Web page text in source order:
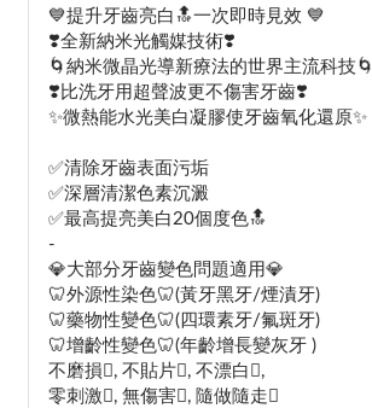
💙提升牙齒亮白🔝一次即時見效 💙
❣️全新納米光觸媒技術❣️
🌀納米微晶光導新療法的世界主流科技🌀
❣️比洗牙用超聲波更不傷害牙齒❣️
✨微熱能水光美白凝膠使牙齒氧化還原✨
✅清除牙齒表面污垢
✅深層清潔色素沉澱
✅最高提亮美白20個度色🔝
-
💎大部分牙齒變色問題適用💎
🦷外源性染色🦷(黃牙黑牙/煙漬牙)
🦷藥物性變色🦷(四環素牙/氟斑牙)
🦷增齡性變色🦷(年齡增長變灰牙 )
不磨損, 不貼片, 不漂白,
零刺激, 無傷害, 隨做隨走